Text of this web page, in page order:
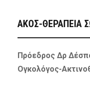
ΑΚΟΣ-ΘΕΡΑΠΕΙΑ
Πρόεδρος Δρ
Ογκολόγος-